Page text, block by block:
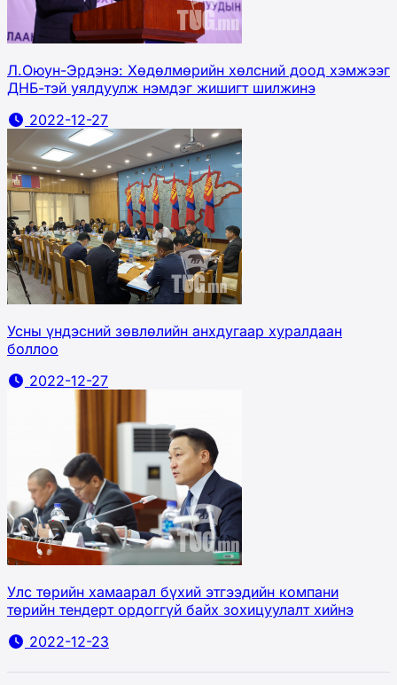
Л.Оюун-Эрдэнэ: Хөдөлмөрийн хөлсний доод хэмжээг
ДНБ-тэй уялдуулж нэмдэг жишигт шилжинэ
2022-12-27
Усны үндэсний зөвлөлийн анхдугаар хуралдаан
боллоо
2022-12-27
Улс төрийн хамаарал бүхий этгээдийн компани
төрийн тендерт ордоггүй байх зохицуулалт хийнэ
2022-12-23